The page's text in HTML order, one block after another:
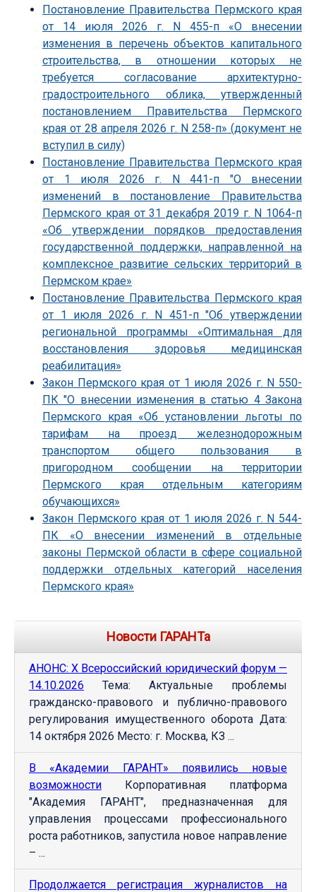
Постановление Правительства Пермского края
от 14 июля 2026 г. N 455-п «О внесении
изменения в перечень объектов капитального
строительства, в отношении которых не
требуется согласование архитектурно-
градостроительного облика, утвержденный
постановлением Правительства Пермского
края от 28 апреля 2026 г. N 258-п» (документ не
вступил в силу)
Постановление Правительства Пермского края
от 1 июля 2026 г. N 441-п "О внесении
изменений в постановление Правительства
Пермского края от 31 декабря 2019 г. N 1064-п
«Об утверждении порядков предоставления
государственной поддержки, направленной на
комплексное развитие сельских территорий в
Пермском крае»
Постановление Правительства Пермского края
от 1 июля 2026 г. N 451-п "Об утверждении
региональной программы «Оптимальная для
восстановления здоровья медицинская
реабилитация»
Закон Пермского края от 1 июля 2026 г. N 550-
ПК "О внесении изменения в статью 4 Закона
Пермского края «Об установлении льготы по
тарифам на проезд железнодорожным
транспортом общего пользования в
пригородном сообщении на территории
Пермского края отдельным категориям
обучающихся»
Закон Пермского края от 1 июля 2026 г. N 544-
ПК «О внесении изменений в отдельные
законы Пермской области в сфере социальной
поддержки отдельных категорий населения
Пермского края»
Новости ГАРАНТа
АНОНС: Х Всероссийский юридический форум —
14.10.2026 Тема: Актуальные проблемы
гражданско-правового и публично-правового
регулирования имущественного оборота Дата:
14 октября 2026 Место: г. Москва, КЗ ...
В «Академии ГАРАНТ» появились новые
возможности Корпоративная платформа
"Академия ГАРАНТ", предназначенная для
управления процессами профессионального
роста работников, запустила новое направление
– ...
Продолжается регистрация журналистов на